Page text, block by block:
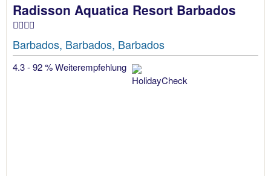
Radisson Aquatica Resort Barbados
Barbados, Barbados, Barbados
4.3 - 92 % Weiterempfehlung